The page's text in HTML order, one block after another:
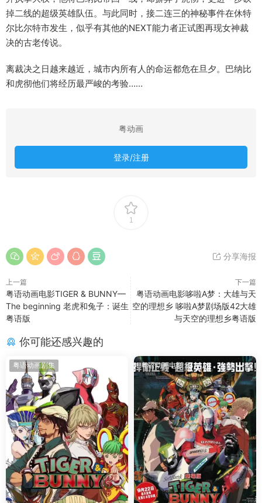
掉二线的超级英雄队伍。与此同时，接二连三的神秘事件在休特
尔比尔特市发生，似乎有其他的NEXT能力者正试图再现女神裁
决的古老传说。
离裁决之日越来越近，城市内所有人的命运都危在旦夕。巴纳比
和虎彻他们将经历最严峻的考验……
粤动画
登录/注册
1
分享海报
上一篇
粤语动画电影TIGER & BUNNY—
The beginning 老虎和兔子：诞生
粤语版
下一篇
粤语动画电影哆啦A梦：大雄与天
空的理想乡 哆啦A梦剧场版42大雄
与天空的理想乡粤语版
你可能还感兴趣的
粤语动画剧集 粤语动画电影